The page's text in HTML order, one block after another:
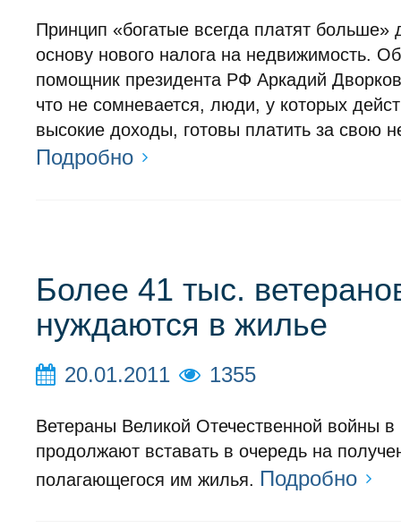
Принцип «богатые всегда платят больше»
основу нового налога на недвижимость.
помощник президента РФ Аркадий
что не сомневается, люди, у которых
высокие доходы, готовы платить за свою
Подробно
Более 41 тыс.
нуждаются в жилье
20.01.2011 1355
Ветераны Великой Отечественной войны в
продолжают вставать в очередь на
полагающегося им жилья. Подробно